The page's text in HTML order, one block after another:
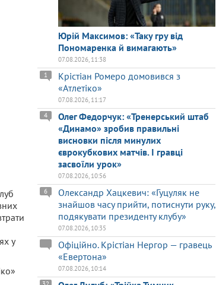
у
Юрій Максимов: «Таку гру від
Пономаренка й вимагають»
07.08.2026, 11:38
Крістіан Ромеро домовився з
«Атлетіко»
1
07.08.2026, 11:17
Олег Федорчук: «Тренерський штаб
«Динамо» зробив правильні
висновки після минулих
єврокубкових матчів. І гравці
засвоїли урок»
4
07.08.2026, 10:56
Олександр Хацкевич: «Гуцуляк не
знайшов часу прийти, потиснути руку,
подякувати президенту клубу»
6
07.08.2026, 10:35
Офіційно. Крістіан Нергор — гравець
«Евертона»
07.08.2026, 10:14